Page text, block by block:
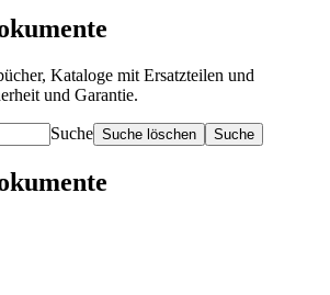
Kataloge mit Ersatzteilen und
und Garantie.
Suche Suche löschen Suche